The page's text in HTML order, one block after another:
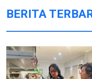
BERITA